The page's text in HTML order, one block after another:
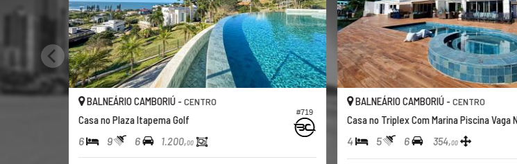
CAMBORIÚ -CENTRO
no Plaza Itapema Golf
1.200,00
BALNEÁRIO CAMBORIÚ -CENTRO
Casa no Triplex Com Marina Piscina Vaga Nautica Yacht
6 354,00